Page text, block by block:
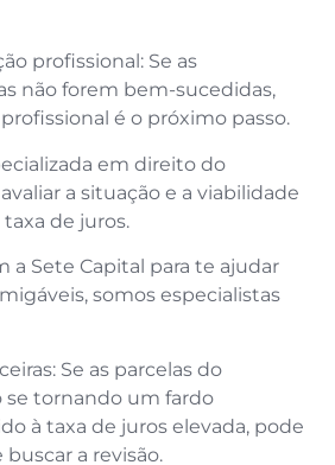
profissional: Se as
não forem bem-sucedidas,
é o próximo passo.
em direito do
a situação e a viabilidade
de juros.
a Sete Capital para te ajudar
somos especialistas
Se as parcelas do
tornando um fardo
à taxa de juros elevada, pode
a revisão.